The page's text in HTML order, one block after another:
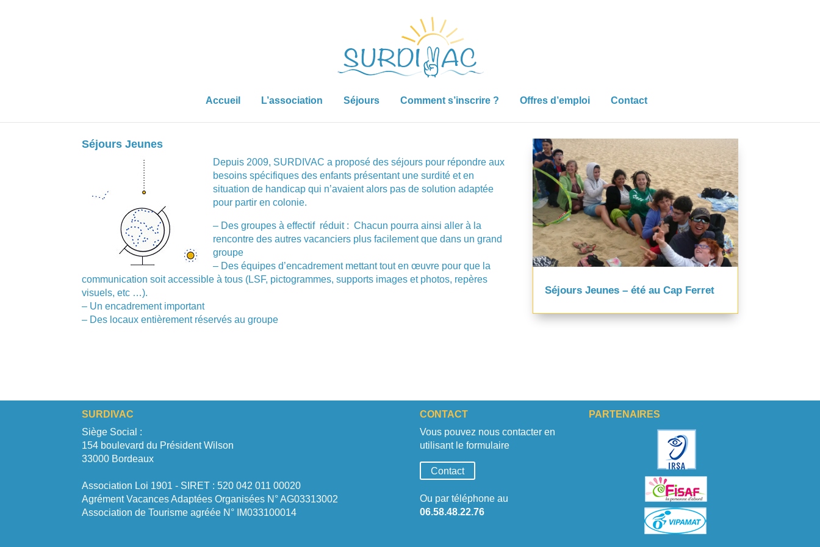
Accueil L’association Séjours Comment s’inscrire ? Offres d’emploi Contact
Séjours Jeunes
Depuis 2009, SURDIVAC a proposé des séjours pour répondre aux
besoins spécifiques des enfants présentant une surdité et en
situation de handicap qui n’avaient alors pas de solution adaptée
pour partir en colonie.
– Des groupes à effectif réduit : Chacun pourra ainsi aller à la
rencontre des autres vacanciers plus facilement que dans un grand
groupe
– Des équipes d’encadrement mettant tout en œuvre pour que la
communication soit accessible à tous (LSF, pictogrammes, supports images et photos, repères
visuels, etc …).
– Un encadrement important
– Des locaux entièrement réservés au groupe
Séjours Jeunes – été au Cap Ferret
SURDIVAC
Siège Social :
154 boulevard du Président Wilson
33000 Bordeaux
Association Loi 1901 - SIRET : 520 042 011 00020
Agrément Vacances Adaptées Organisées N° AG03313002
Association de Tourisme agréée N° IM033100014
CONTACT
Vous pouvez nous contacter en
utilisant le formulaire
Contact
Ou par téléphone au
06.58.48.22.76
PARTENAIRES